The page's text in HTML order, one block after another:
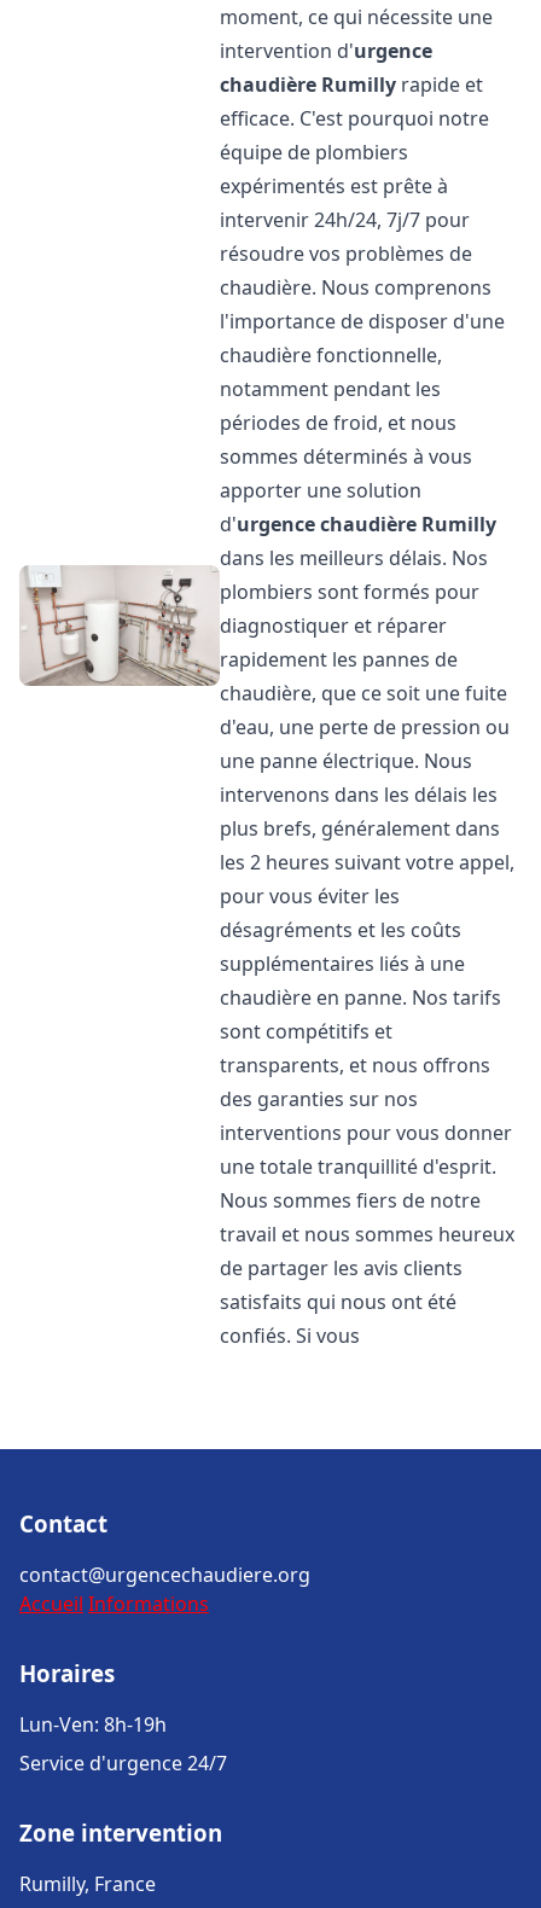
moment, ce qui nécessite une
intervention d'urgence
chaudière Rumilly rapide et
efficace. C'est pourquoi notre
équipe de plombiers
expérimentés est prête à
intervenir 24h/24, 7j/7 pour
résoudre vos problèmes de
chaudière. Nous comprenons
l'importance de disposer d'une
chaudière fonctionnelle,
notamment pendant les
périodes de froid, et nous
sommes déterminés à vous
apporter une solution
d'urgence chaudière Rumilly
dans les meilleurs délais. Nos
plombiers sont formés pour
diagnostiquer et réparer
rapidement les pannes de
chaudière, que ce soit une fuite
d'eau, une perte de pression ou
une panne électrique. Nous
intervenons dans les délais les
plus brefs, généralement dans
les 2 heures suivant votre appel,
pour vous éviter les
désagréments et les coûts
supplémentaires liés à une
chaudière en panne. Nos tarifs
sont compétitifs et
transparents, et nous offrons
des garanties sur nos
interventions pour vous donner
une totale tranquillité d'esprit.
Nous sommes fiers de notre
travail et nous sommes heureux
de partager les avis clients
satisfaits qui nous ont été
confiés. Si vous
Contact
contact@urgencechaudiere.org
Accueil Informations
Horaires
Lun-Ven: 8h-19h
Service d'urgence 24/7
Zone intervention
Rumilly, France